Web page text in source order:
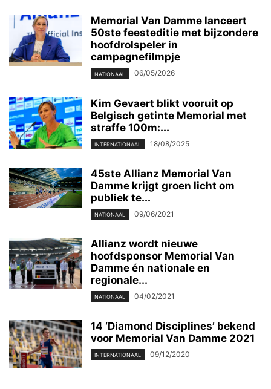
Memorial Van Damme lanceert
50ste feesteditie met bijzondere
hoofdrolspeler in
campagnefilmpje
NATIONAAL 06/05/2026
Kim Gevaert blikt vooruit op
Belgisch getinte Memorial met
straffe 100m:...
INTERNATIONAAL 18/08/2025
45ste Allianz Memorial Van
Damme krijgt groen licht om
publiek te...
NATIONAAL 09/06/2021
Allianz wordt nieuwe
hoofdsponsor Memorial Van
Damme én nationale en
regionale...
NATIONAAL 04/02/2021
14 ‘Diamond Disciplines’ bekend
voor Memorial Van Damme 2021
INTERNATIONAAL 09/12/2020